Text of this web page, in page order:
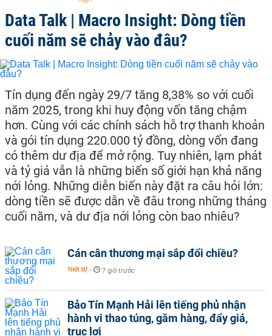
Data Talk | Macro Insight: Dòng tiền
cuối năm sẽ chảy vào đâu?
Tín dụng đến ngày 29/7 tăng 8,38% so với cuối
năm 2025, trong khi huy động vốn tăng chậm
hơn. Cùng với các chính sách hỗ trợ thanh khoản
và gói tín dụng 220.000 tỷ đồng, dòng vốn đang
có thêm dư địa để mở rộng. Tuy nhiên, lạm phát
và tỷ giá vẫn là những biến số giới hạn khả năng
nới lỏng. Những diễn biến này đặt ra câu hỏi lớn:
dòng tiền sẽ được dẫn về đâu trong những tháng
cuối năm, và dư địa nới lỏng còn bao nhiêu?
Cán cân thương mại sắp đổi chiều?
THỜI SỰ - 7 giờ trước
Bảo Tín Mạnh Hải lên tiếng phủ nhận
hành vi thao túng, găm hàng, đẩy giá,
trục lợi